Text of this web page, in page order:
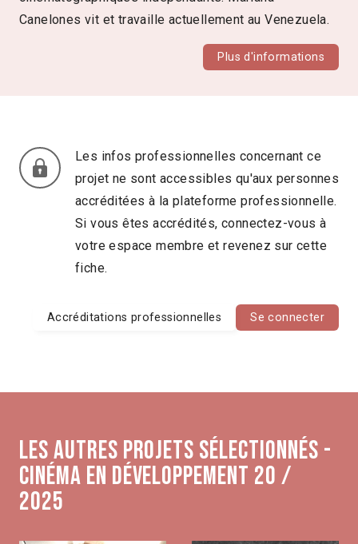
Canelones vit et travaille actuellement au Venezuela.
Plus d'informations
Les infos professionnelles concernant ce
projet ne sont accessibles qu'aux personnes
accréditées à la plateforme professionnelle.
Si vous êtes accrédités, connectez-vous à
votre espace membre et revenez sur cette
fiche.
Accréditations professionnelles Se connecter
Les autres projets sélectionnés -
Cinéma en développement 20 /
2025